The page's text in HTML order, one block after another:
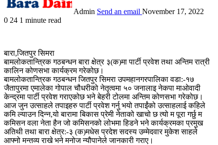
Admin Send an email November 17, 2022
0 24 1 minute read
बारा,जितपुर सिमरा
बामलोकतान्त्रिक गठबन्धन बारा क्षेत्र ३(क)मा पार्टी प्रवेश तथा अन्तिम रात्री
कालिन कोणसभा कार्यक्रम गरेकोछ।
बामलोकतान्त्रिक गठबन्धन जितपुर सिमरा उपमहानगरपालिका वडा:-१७
जैतापुरमा एमालेका गोपाल चौधरीको नेतृत्वमा ५० जनालाइ नेकपा माओवादी
केन्द्रमा पार्टी प्रवेश गराएकोछ भने बेहरी टोलमा अन्तिम कोणसभा गरेकोछ।
आज जुन उत्साहले तपाइहरु पार्टी प्रवेश गर्नु भयो तपाईंको उत्साहलाई कहिले
कमि ल्याउन दिन्न,यो बारामा बिकास प्रेमी नेताको खाचो छ त्यो म पूरा गर्छु म
कमिसन वला नेता हैन जो कमिसनको लोभमा हिडने भने कार्यक्रमका प्रमुख
अतिथी तथा बारा क्षेत्र:-३ (क)मधेस प्रदेश सदस्य उम्मेदवार मुकेश साहले
आफ्नो मन्तव्य राखे भने मनोज न्यौपानेले जानकारी गराए।